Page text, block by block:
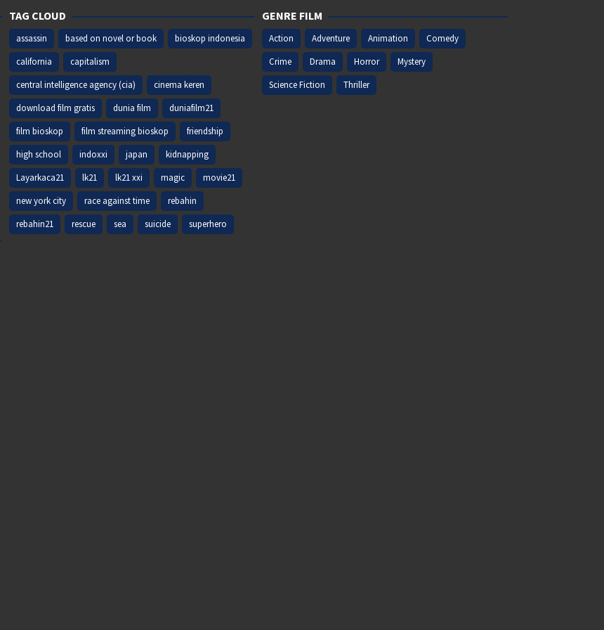
TAG CLOUD
assassin based on novel or book
bioskop indonesia
california
capitalism
central intelligence agency (cia)
cinema keren
download film gratis
dunia film
duniafilm21
film bioskop
film streaming bioskop
friendship
high school
indoxxi japan
kidnapping
Layarkaca21
lk21 lk21 xxi magic
movie21
new york city
race against time
rebahin
rebahin21
rescue sea suicide superhero
GENRE FILM
Action Adventure Animation
Comedy
Crime
Drama Horror
Mystery
Science Fiction
Thriller